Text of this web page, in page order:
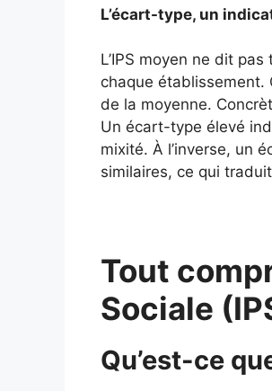
L’écart-type, un
L’IPS moyen ne dit
chaque établissement.
de la moyenne.
Un écart-type élevé
mixité. À l’inverse, un
similaires, ce qui
Tout
Sociale
Qu’est-ce